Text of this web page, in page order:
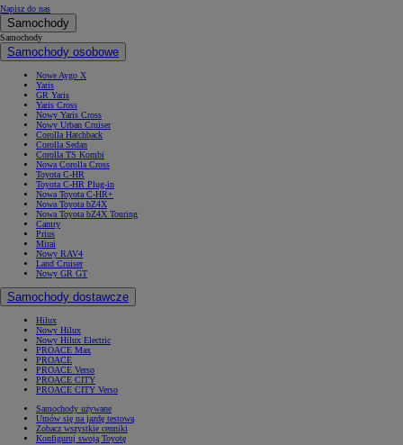
Napisz do nas
Samochody
Samochody
Samochody osobowe
Nowe Aygo X
Yaris
GR Yaris
Yaris Cross
Nowy Yaris Cross
Nowy Urban Cruiser
Corolla Hatchback
Corolla Sedan
Corolla TS Kombi
Nowa Corolla Cross
Toyota C-HR
Toyota C-HR Plug-in
Nowa Toyota C-HR+
Nowa Toyota bZ4X
Nowa Toyota bZ4X Touring
Camry
Prius
Mirai
Nowy RAV4
Land Cruiser
Nowy GR GT
Samochody dostawcze
Hilux
Nowy Hilux
Nowy Hilux Electric
PROACE Max
PROACE
PROACE Verso
PROACE CITY
PROACE CITY Verso
Samochody używane
Umów się na jazdę testową
Zobacz wszystkie cenniki
Konfiguruj swoją Toyotę